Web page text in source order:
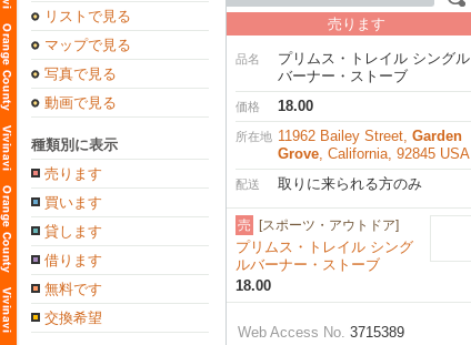
リストで見る
マップで見る
写真で見る
動画で見る
種類別に表示
売ります
買います
貸します
借ります
無料です
交換希望
売ります
品名
プリムス・トレイル シングル
バーナー・ストーブ
価格 18.00
所在地 11962 Bailey Street, Garden
Grove, California, 92845 USA
配送 取りに来られる方のみ
売 [スポーツ・アウトドア]
プリムス・トレイル シング
ルバーナー・ストーブ
18.00
Web Access No. 3715389